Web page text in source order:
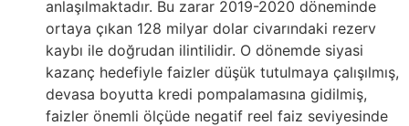
anlaşılmaktadır. Bu zarar 2019-2020 döneminde
ortaya çıkan 128 milyar dolar civarındaki rezerv
kaybı ile doğrudan ilintilidir. O dönemde siyasi
kazanç hedefiyle faizler düşük tutulmaya çalışılmış,
devasa boyutta kredi pompalamasına gidilmiş,
faizler önemli ölçüde negatif reel faiz seviyesinde